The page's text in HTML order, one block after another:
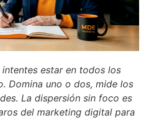
intentes estar en todos los
Domina uno o dos, mide los
La dispersión sin foco es
del marketing digital para